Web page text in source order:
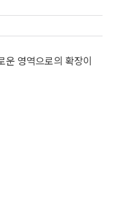
영역으로의 확장이